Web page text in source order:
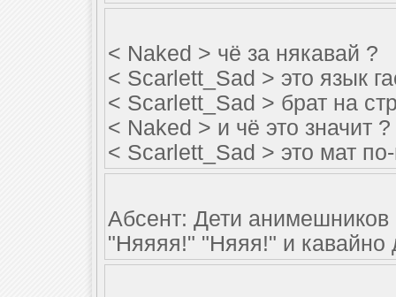
< Naked > чё за някавай ?
< Scarlett_Sad > это язык
< Scarlett_Sad > брат на
< Naked > и чё это значит ?
< Scarlett_Sad > это мат
Абсент: Дети
"Няяяя!" "Няяя!" и кавайно